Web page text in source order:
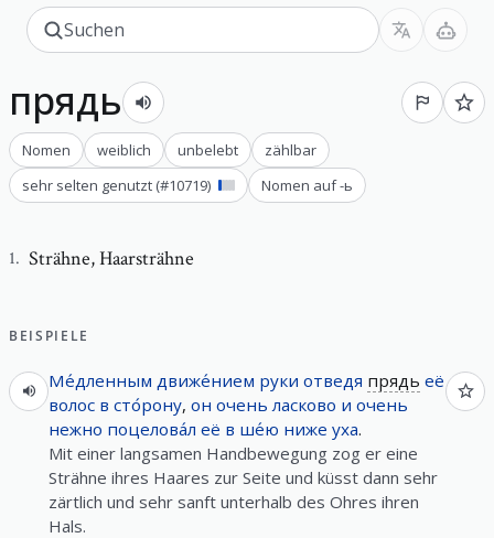
прядь
Nomen weiblich unbelebt
zählbar
sehr selten genutzt (#10719) Nomen auf -ь
1. Strähne,Haarsträhne
BEISPIELE
Ме́дленным движе́нием руки отведя прядь её
волос в сто́рону, он очень ласково и очень
нежно поцелова́л её в ше́ю ниже уха.
Mit einer langsamen Handbewegung zog er eine
Strähne ihres Haares zur Seite und küsst dann sehr
zärtlich und sehr sanft unterhalb des Ohres ihren
Hals.